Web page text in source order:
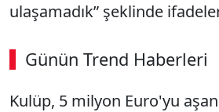
ulaşamadık” şeklinde
Günün Trend Haberleri
Kulüp, 5 milyon Euro'yu